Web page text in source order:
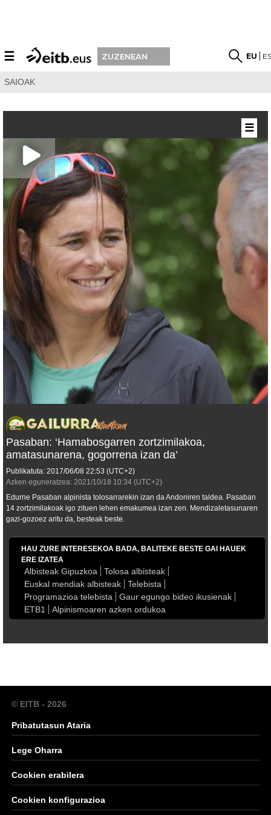
☰ ZUZENEAN EU
SAIOAK
Pasaban: ‘Hamabosgarren zortzimilakoa,
amatasunarena, gogorrena izan da’
Publikatuta: 2017/06/08 22:53 (UTC+2)
Azken eguneratzea: 2021/10/18 10:34 (UTC+2)
Edurne Pasaban alpinista tolosarrarekin izan da Andoniren taldea. Pasaban
14 zortzimilakoak igo zituen lehen emakumea izan zen. Mendizaletasunaren
gazi-gozoez aritu da, besteak beste.
HAU ZURE INTERESEKOA BADA, BALITEKE BESTE GAI HAUEK
ERE IZATEA
Albisteak Gipuzkoa
Tolosa albisteak
Euskal mendiak albisteak
Telebista
Programazioa telebista
Gaur egungo bideo ikusienak
ETB1
Alpinismoaren azken ordukoa
☰
© EITB - 2026
Pribatutasun Ataria
Lege Oharra
Cookien erabilera
Cookien konfigurazioa